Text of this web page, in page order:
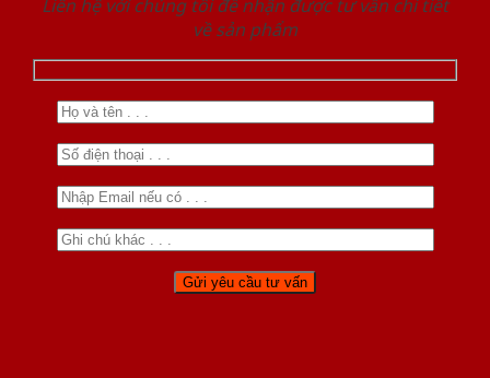
Liên hệ với chúng tôi để nhận được tư vấn chi tiết
về sản phẩm